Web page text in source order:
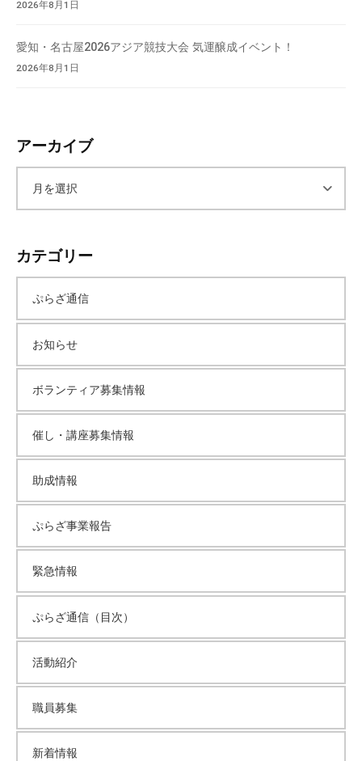
2026年8月1日
愛知・名古屋2026アジア競技大会 気運醸成イベント！
2026年8月1日
アーカイブ
カ
イ
ブ
カテゴリー
ぷらざ通信
お知らせ
ボランティア募集情報
催し・講座募集情報
助成情報
ぷらざ事業報告
緊急情報
ぷらざ通信（目次）
活動紹介
職員募集
新着情報